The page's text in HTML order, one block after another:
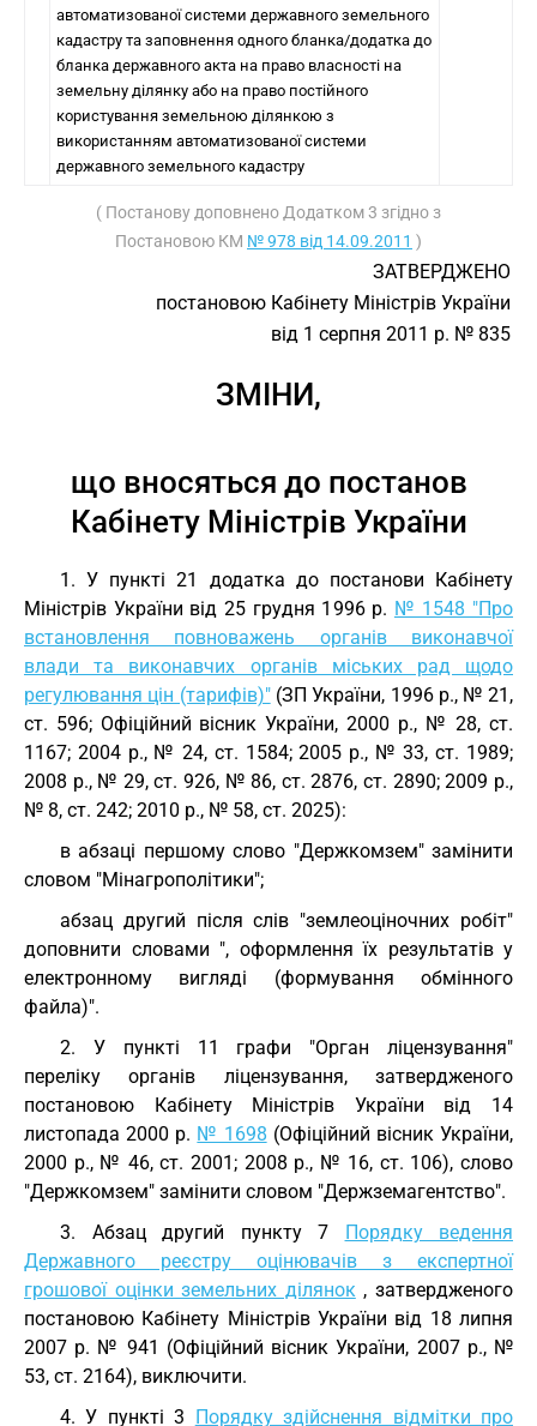
автоматизованої системи державного земельного
кадастру та заповнення одного бланка/додатка до
бланка державного акта на право власності на
земельну ділянку або на право постійного
користування земельною ділянкою з
використанням автоматизованої системи
державного земельного кадастру
( Постанову доповнено Додатком 3 згідно з
Постановою КМ № 978 від 14.09.2011 )
ЗАТВЕРДЖЕНО
постановою Кабінету Міністрів України
від 1 серпня 2011 р. № 835
ЗМІНИ,
що вносяться до постанов
Кабінету Міністрів України
1. У пункті 21 додатка до постанови Кабінету
Міністрів України від 25 грудня 1996 р. № 1548 "Про
встановлення повноважень органів виконавчої
влади та виконавчих органів міських рад щодо
регулювання цін (тарифів)"(ЗП України, 1996 р., № 21,
ст. 596; Офіційний вісник України, 2000 р., № 28, ст.
1167; 2004 р., № 24, ст. 1584; 2005 р., № 33, ст. 1989;
2008 р., № 29, ст. 926, № 86, ст. 2876, ст. 2890; 2009 р.,
№ 8, ст. 242; 2010 р., № 58, ст. 2025):
в абзаці першому слово "Держкомзем" замінити
словом "Мінагрополітики";
абзац другий після слів "землеоціночних робіт"
доповнити словами ", оформлення їх результатів у
електронному вигляді (формування обмінного
файла)".
2. У пункті 11 графи "Орган ліцензування"
переліку органів ліцензування, затвердженого
постановою Кабінету Міністрів України від 14
листопада 2000 р. № 1698 (Офіційний вісник України,
2000 р., № 46, ст. 2001; 2008 р., № 16, ст. 106), слово
"Держкомзем" замінити словом "Держземагентство".
3. Абзац другий пункту 7 Порядку ведення
Державного реєстру оцінювачів з експертної
грошової оцінки земельних ділянок, затвердженого
постановою Кабінету Міністрів України від 18 липня
2007 р. № 941 (Офіційний вісник України, 2007 р., №
53, ст. 2164), виключити.
4. У пункті 3 Порядку здійснення відмітки про